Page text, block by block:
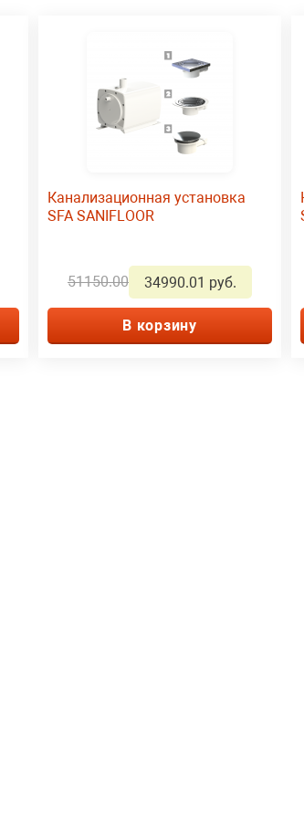
Канализационная установка
SFA SANIFLOOR
51150.00 34990.01 руб.
В корзину